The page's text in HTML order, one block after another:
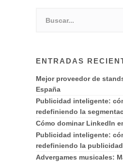
ENTRADAS
Mejor proveedor de
España
Publicidad inteligente:
redefiniendo la
Cómo dominar LinkedIn
Publicidad inteligente:
redefiniendo la
Advergames musicales: